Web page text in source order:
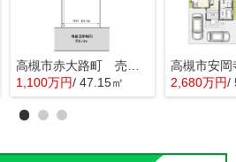
1,100万円/ 47.15㎡ 2,680万円/